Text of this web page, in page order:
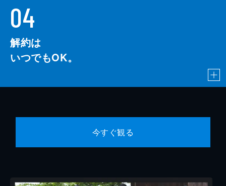
04
解約は
いつでもOK。
今すぐ観る